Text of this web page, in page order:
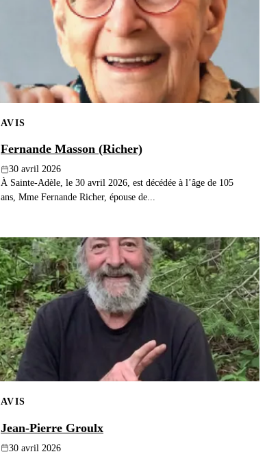
AVIS
Fernande Masson (Richer)
30 avril 2026
À Sainte-Adèle, le 30 avril 2026, est décédée à l’âge de 105
ans, Mme Fernande Richer, épouse de...
AVIS
Jean-Pierre Groulx
30 avril 2026